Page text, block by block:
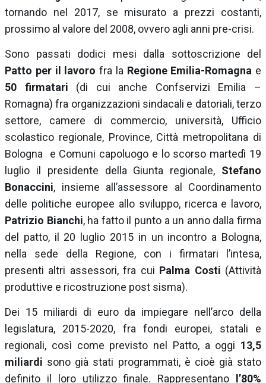
tornando nel 2017, se misurato a prezzi costanti,
prossimo al valore del 2008, ovvero agli anni pre-crisi.
Sono passati dodici mesi dalla sottoscrizione del
Patto per il lavoro fra la Regione Emilia-Romagna e
50 firmatari (di cui anche Confservizi Emilia –
Romagna) fra organizzazioni sindacali e datoriali, terzo
settore, camere di commercio, università, Ufficio
scolastico regionale, Province, Città metropolitana di
Bologna e Comuni capoluogo e lo scorso martedì 19
luglio il presidente della Giunta regionale, Stefano
Bonaccini, insieme all’assessore al Coordinamento
delle politiche europee allo sviluppo, ricerca e lavoro,
Patrizio Bianchi, ha fatto il punto a un anno dalla firma
del patto, il 20 luglio 2015 in un incontro a Bologna,
nella sede della Regione, con i firmatari l’intesa,
presenti altri assessori, fra cui Palma Costi (Attività
produttive e ricostruzione post sisma).
Dei 15 miliardi di euro da impiegare nell’arco della
legislatura, 2015-2020, fra fondi europei, statali e
regionali, così come previsto nel Patto, a oggi 13,5
miliardi sono già stati programmati, è cioè già stato
definito il loro utilizzo finale. Rappresentano
l’80%